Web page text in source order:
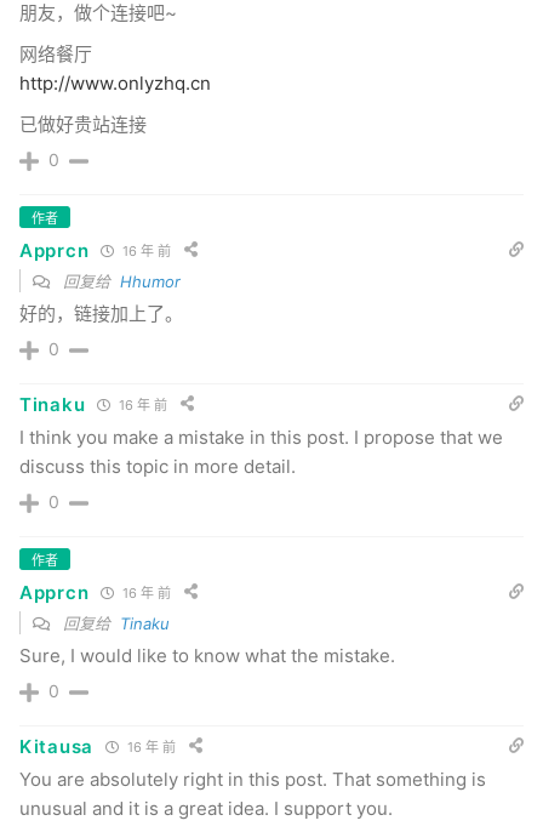
朋友，做个连接吧~
网络餐厅
http://www.onlyzhq.cn
已做好贵站连接
0
作者
Apprcn 16 年 前
回复给 Hhumor
好的，链接加上了。
0
Tinaku 16 年 前
I think you make a mistake in this post. I propose that we
discuss this topic in more detail.
0
作者
Apprcn 16 年 前
回复给 Tinaku
Sure, I would like to know what the mistake.
0
Kitausa 16 年 前
You are absolutely right in this post. That something is
unusual and it is a great idea. I support you.